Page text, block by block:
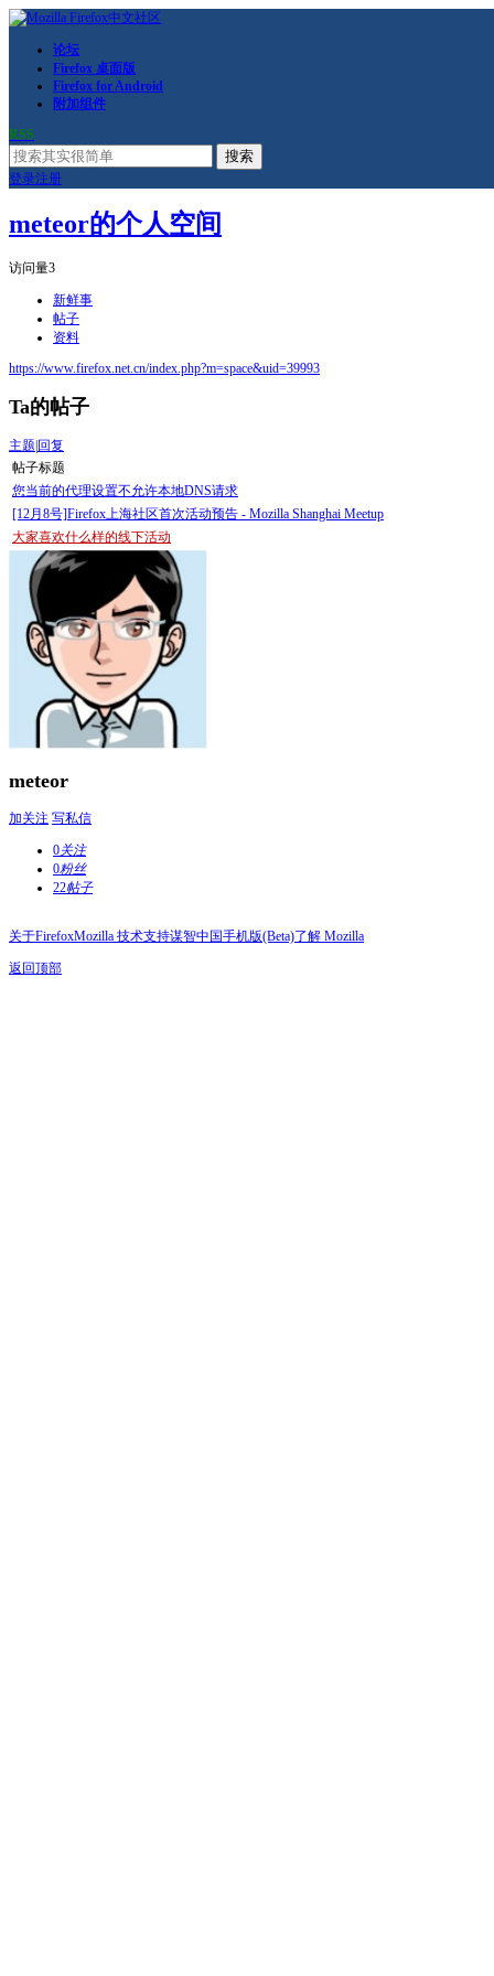
论坛
Firefox 桌面版
Firefox for Android
附加组件
RSS
搜索
登录注册
meteor的个人空间
访问量3
新鲜事
帖子
资料
https://www.firefox.net.cn/index.php?m=space&uid=39993
Ta的帖子
主题 回复
帖子标题
您当前的代理设置不允许本地DNS请求
[12月8号]Firefox上海社区首次活动预告 - Mozilla Shanghai Meetup
大家喜欢什么样的线下活动
meteor
加关注 写私信
0关注
0粉丝
22帖子
关于FirefoxMozilla 技术支持谋智中国手机版(Beta)了解 Mozilla
返回顶部